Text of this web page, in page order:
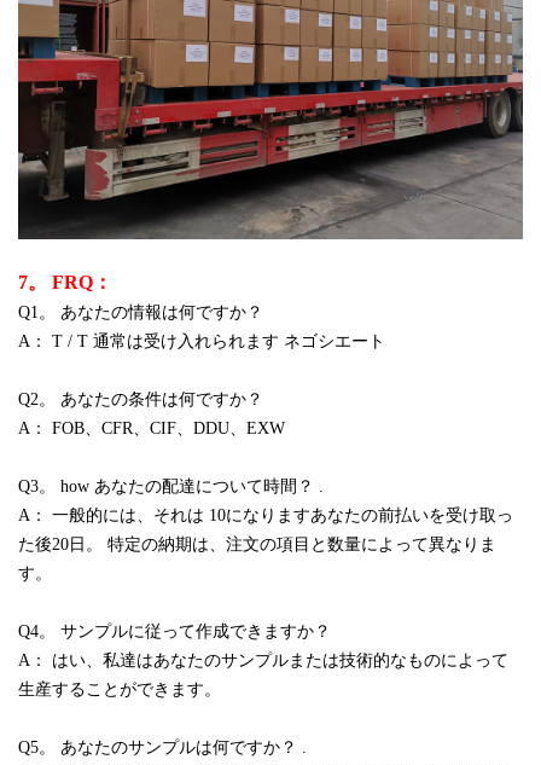
7。 FRQ：
Q1。 あなたの情報は何ですか？
A： T / T 通常は受け入れられます ネゴシエート
Q2。 あなたの条件は何ですか？
A： FOB、CFR、CIF、DDU、EXW
Q3。 how あなたの配達について時間？ .
A： 一般的には、それは 10になりますあなたの前払いを受け取っ
た後20日。 特定の納期は、注文の項目と数量によって異なりま
す。
Q4。 サンプルに従って作成できますか？
A： はい、私達はあなたのサンプルまたは技術的なものによって
生産することができます。
Q5。 あなたのサンプルは何ですか？ .